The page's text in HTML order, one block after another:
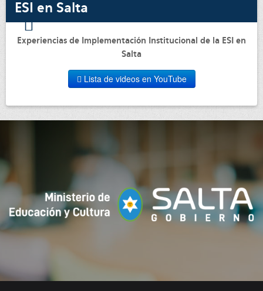
ESI en Salta
Experiencias de Implementación Institucional de la ESI en
Salta
Lista de videos en YouTube